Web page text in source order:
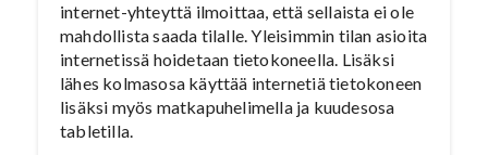
internet-yhteyttä ilmoittaa, että sellaista ei ole
mahdollista saada tilalle. Yleisimmin tilan asioita
internetissä hoidetaan tietokoneella. Lisäksi
lähes kolmasosa käyttää internetiä tietokoneen
lisäksi myös matkapuhelimella ja kuudesosa
tabletilla.